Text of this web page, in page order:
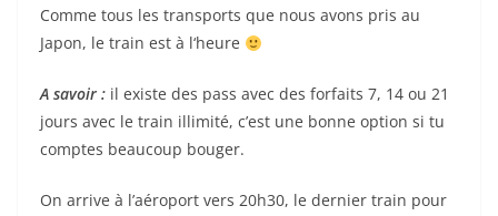
Comme tous les transports que nous avons pris au
Japon, le train est à l‘heure
A savoir : il existe des pass avec des forfaits 7, 14 ou 21
jours avec le train illimité, c’est une bonne option si tu
comptes beaucoup bouger.
On arrive à l’aéroport vers 20h30, le dernier train pour